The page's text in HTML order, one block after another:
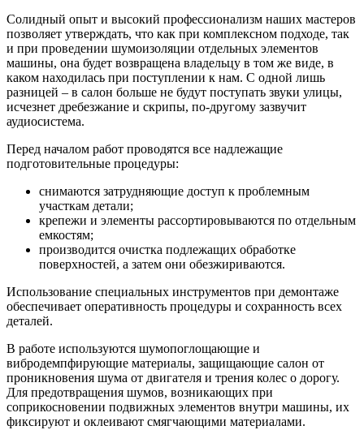
Солидный опыт и высокий профессионализм наших мастеров
позволяет утверждать, что как при комплексном подходе, так
и при проведении шумоизоляции отдельных элементов
машины, она будет возвращена владельцу в том же виде, в
каком находилась при поступлении к нам. С одной лишь
разницей – в салон больше не будут поступать звуки улицы,
исчезнет дребезжание и скрипы, по-другому зазвучит
аудиосистема.
Перед началом работ проводятся все надлежащие
подготовительные процедуры:
снимаются затрудняющие доступ к проблемным
участкам детали;
крепежи и элементы рассортировываются по отдельным
емкостям;
производится очистка подлежащих обработке
поверхностей, а затем они обезжириваются.
Использование специальных инструментов при демонтаже
обеспечивает оперативность процедуры и сохранность всех
деталей.
В работе используются шумопоглощающие и
вибродемпфирующие материалы, защищающие салон от
проникновения шума от двигателя и трения колес о дорогу.
Для предотвращения шумов, возникающих при
соприкосновении подвижных элементов внутри машины, их
фиксируют и оклеивают смягчающими материалами.